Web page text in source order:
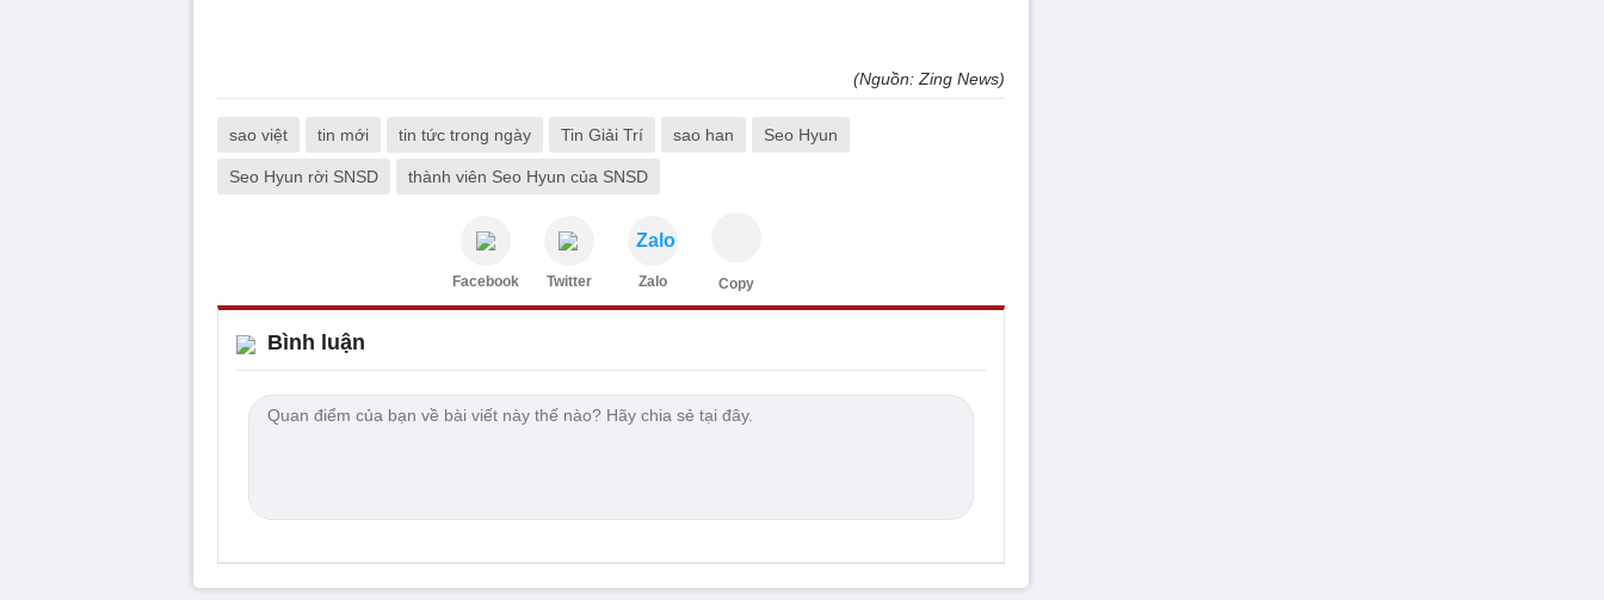
(Nguồn: Zing News)
sao việt tin mới tin tức trong ngày Tin Giải Trí sao han Seo Hyun
Seo Hyun rời SNSD thành viên Seo Hyun của SNSD
Facebook Twitter
Zalo
Zalo Copy
Bình luận